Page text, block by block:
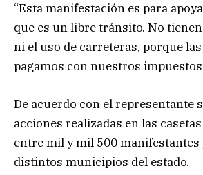
“Esta manifestación es para
que es un libre tránsito. No
ni el uso de carreteras, porque
pagamos con nuestros
De acuerdo con el representante
acciones realizadas en las
entre mil y mil 500
distintos municipios del estado.